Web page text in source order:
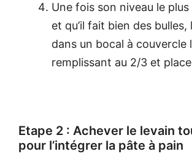
Une fois son niveau le
et qu’il fait bien des bulles,
dans un bocal à couvercle
remplissant au 2/3 et
Etape 2 : Achever le levain
pour l’intégrer la pâte à pain